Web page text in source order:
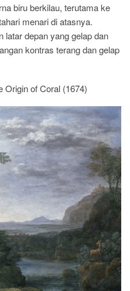
biru berkilau, terutama ke
menari di atasnya.
latar depan yang gelap dan
kontras terang dan gelap
Origin of Coral (1674)